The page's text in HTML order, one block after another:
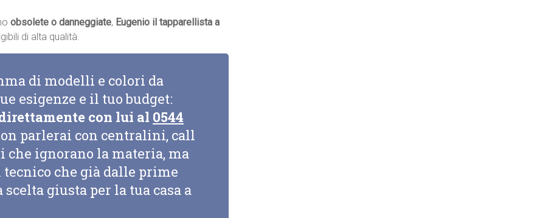
obsolete o danneggiate, Eugenio il tapparellista a
di alta qualità.
di modelli e colori da
esigenze e il tuo budget:
con lui al 0544
parlerai con centralini, call
che ignorano la materia, ma
che già dalle prime
giusta per la tua casa a